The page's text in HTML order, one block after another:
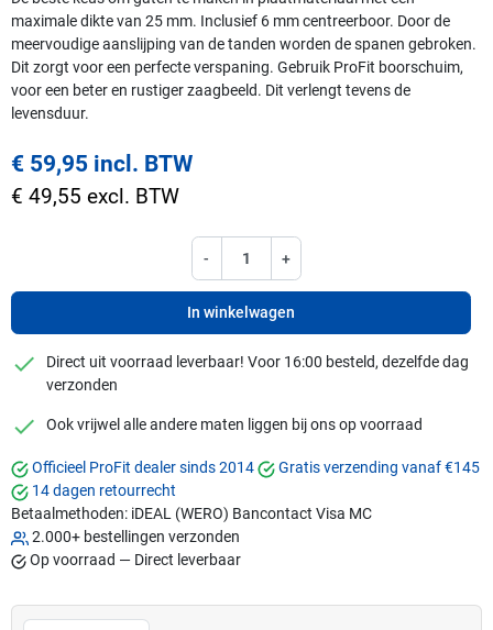
maximale dikte van 25 mm. Inclusief 6 mm centreerboor. Door de
meervoudige aanslijping van de tanden worden de spanen gebroken.
Dit zorgt voor een perfecte verspaning. Gebruik ProFit boorschuim,
voor een beter en rustiger zaagbeeld. Dit verlengt tevens de
levensduur.
€ 59,95 incl. BTW
€ 49,55 excl. BTW
- +
In winkelwagen
checkmark
Direct uit voorraad leverbaar! Voor 16:00 besteld, dezelfde dag
verzonden
checkmark
Ook vrijwel alle andere maten liggen bij ons op voorraad
Officieel ProFit dealer sinds 2014
Gratis verzending vanaf €145
14 dagen retourrecht
Betaalmethoden: iDEAL (WERO) Bancontact Visa MC
2.000+ bestellingen verzonden
Op voorraad — Direct leverbaar